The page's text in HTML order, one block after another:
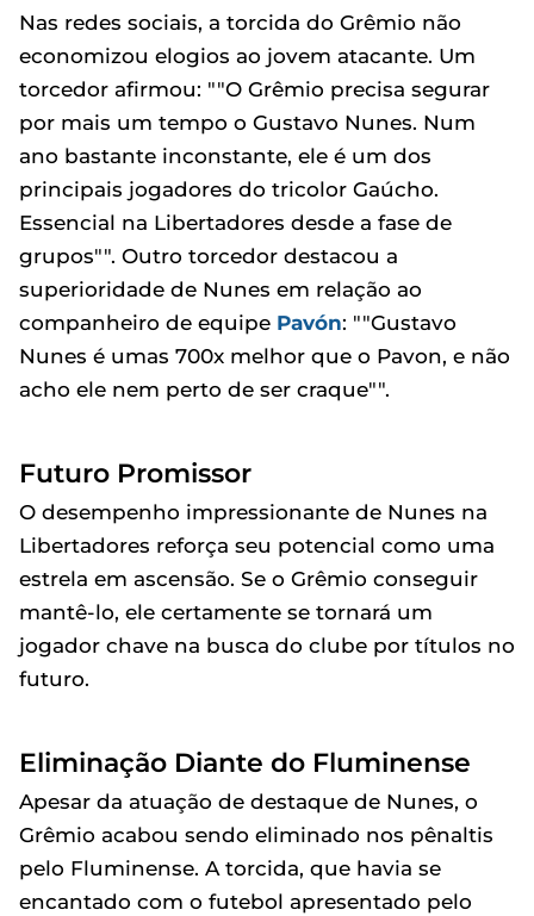
Nas redes sociais, a torcida do Grêmio não
economizou elogios ao jovem atacante. Um
torcedor afirmou: ""O Grêmio precisa segurar
por mais um tempo o Gustavo Nunes. Num
ano bastante inconstante, ele é um dos
principais jogadores do tricolor Gaúcho.
Essencial na Libertadores desde a fase de
grupos"". Outro torcedor destacou a
superioridade de Nunes em relação ao
companheiro de equipe Pavón: ""Gustavo
Nunes é umas 700x melhor que o Pavon, e não
acho ele nem perto de ser craque"".
Futuro Promissor
O desempenho impressionante de Nunes na
Libertadores reforça seu potencial como uma
estrela em ascensão. Se o Grêmio conseguir
mantê-lo, ele certamente se tornará um
jogador chave na busca do clube por títulos no
futuro.
Eliminação Diante do Fluminense
Apesar da atuação de destaque de Nunes, o
Grêmio acabou sendo eliminado nos pênaltis
pelo Fluminense. A torcida, que havia se
encantado com o futebol apresentado pelo